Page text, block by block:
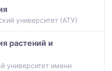
университет (АТУ)
растений и
университет имени